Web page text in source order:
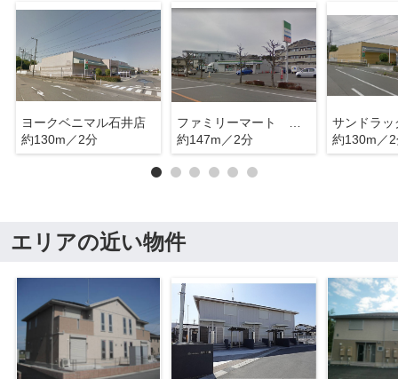
ヨークベニマル石井店
約130m／2分
約147m／2分
約130m／
エリアの近い物件